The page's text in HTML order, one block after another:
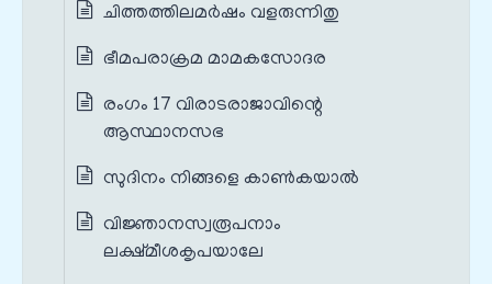
ചിത്തത്തിലമർഷം വളരുന്നിതു
ഭീമപരാക്രമ മാമകസോദര
രംഗം 17 വിരാടരാജാവിന്റെ
ആസ്ഥാനസഭ
സുദിനം നിങ്ങളെ കാൺകയാൽ
വിജ്ഞാനസ്വരൂപനാം
ലക്ഷ്മീശകൃപയാലേ